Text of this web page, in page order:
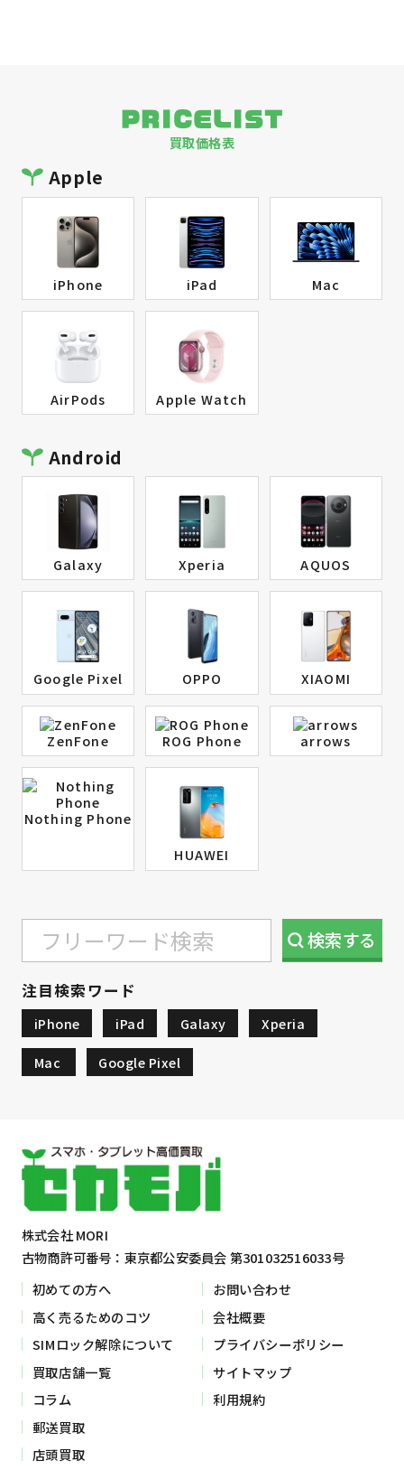
PRICELIST
買取価格表
Apple
iPhone iPad Mac
AirPods Apple Watch
Android
Galaxy Xperia AQUOS
Google Pixel OPPO XIAOMI
ZenFone ROG Phone arrows
Nothing Phone
HUAWEI
検索する
注目検索ワード
iPhone iPad Galaxy Xperia
Mac Google Pixel
株式会社 MORI
古物商許可番号：東京都公安委員会 第301032516033号
初めての方へ
高く売るためのコツ
SIMロック解除について
買取店舗一覧
コラム
郵送買取
店頭買取
お問い合わせ
会社概要
プライバシーポリシー
サイトマップ
利用規約